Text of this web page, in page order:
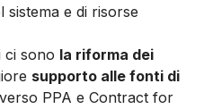
sistema e di risorse
ci sono la riforma dei
supporto alle fonti di
PPA e Contract for